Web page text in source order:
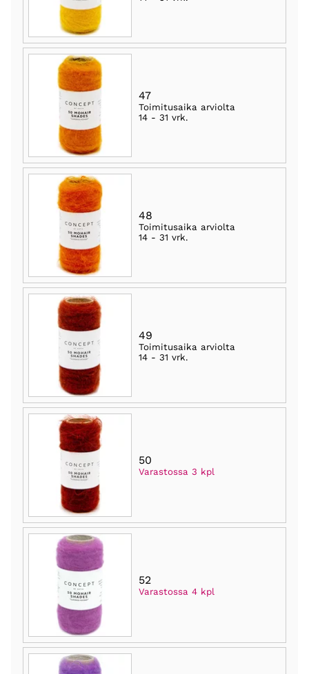
47
Toimitusaika arviolta
14 - 31 vrk.
48
Toimitusaika arviolta
14 - 31 vrk.
49
Toimitusaika arviolta
14 - 31 vrk.
50
Varastossa 3 kpl
52
Varastossa 4 kpl